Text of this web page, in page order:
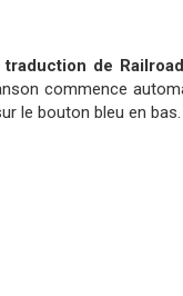
de
commence
le bouton bleu en bas.